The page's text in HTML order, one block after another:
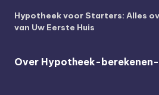
Hypotheek voor Starters: Alles
van Uw Eerste Huis
Over Hypotheek-